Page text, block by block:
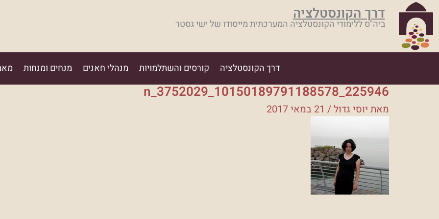
דילוג
לתוכן
דרך הקונסטלציה
ביה"ס ללימודי הקונסטלציה המערכתית מייסודו של ישי גסטר
דרך הקונסטלציה קורסים והשתלמויות מנהלי חאנים מנחים ומנחות
225946_10150189791188578_3752029_n
מאת יוסי גדול/ 21 במאי 2017